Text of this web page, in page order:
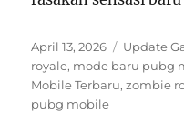
Posted
on
April 13, 2026 Update
royale, mode baru pubg
Mobile Terbaru,zombie
pubg mobile